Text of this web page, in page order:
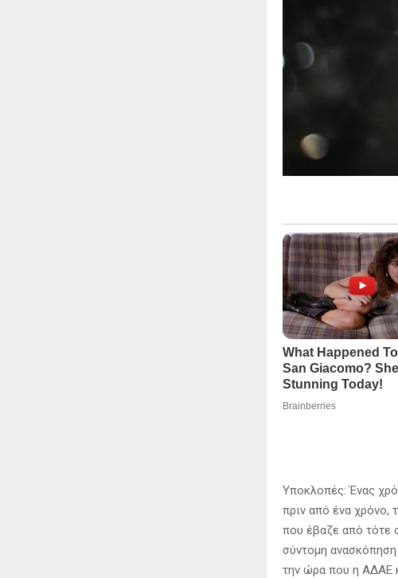
Υποκλοπές: Ένας
πριν από ένα χρόνο,
που έβαζε από τότε
σύντομη
την ώρα που η ΑΔΑΕ